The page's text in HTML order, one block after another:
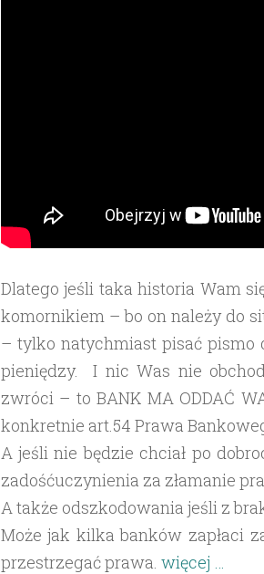
Dlatego jeśli taka historia Wam
komornikiem – bo on należy do
– tylko natychmiast pisać
pieniędzy. I nic Was nie
zwróci – to BANK MA ODDAĆ
konkretnie art.54 Prawa
A jeśli nie będzie chciał po
zadośćuczynienia za złamanie
A także odszkodowania jeśli z
Może jak kilka banków zapłaci
przestrzegać prawa. więcej …